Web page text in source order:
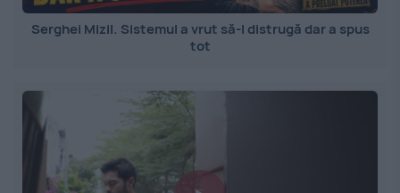
Serghei Mizil. Sistemul a vrut să-l distrugă dar a spus
tot